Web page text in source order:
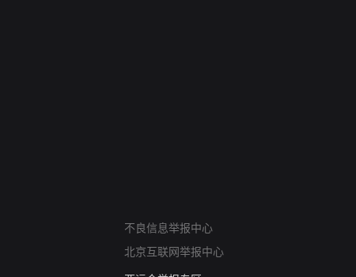
不良信息举报中心
北京互联网举报中心
算法推荐专项举报